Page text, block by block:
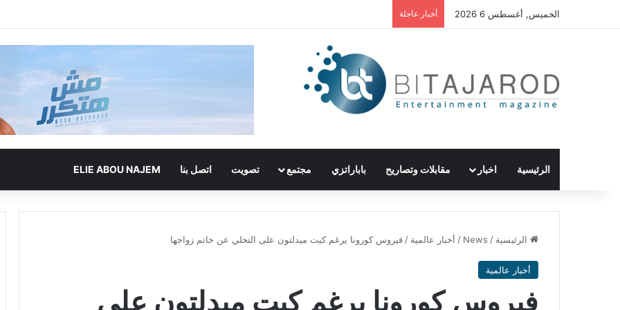
الخميس, أغسطس 6 2026 أخبار عاجلة
الرئيسية اخبار مقابلات وتصاريح باباراتزي مجتمع تصويت اتصل بنا ELIE ABOU NAJEM
الرئيسية /
News
/ أخبار عالمية / فيروس كورونا يرغم كيت ميدلتون على التخلي عن خاتم زواجها
أخبار عالمية
فيروس كورونا يرغم كيت ميدلتون على